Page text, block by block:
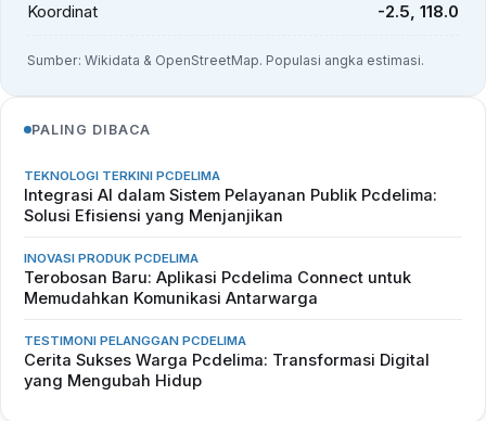
Koordinat -2.5, 118.0
Sumber: Wikidata & OpenStreetMap. Populasi angka estimasi.
PALING DIBACA
TEKNOLOGI TERKINI PCDELIMA
Integrasi AI dalam Sistem Pelayanan Publik Pcdelima:
Solusi Efisiensi yang Menjanjikan
INOVASI PRODUK PCDELIMA
Terobosan Baru: Aplikasi Pcdelima Connect untuk
Memudahkan Komunikasi Antarwarga
TESTIMONI PELANGGAN PCDELIMA
Cerita Sukses Warga Pcdelima: Transformasi Digital
yang Mengubah Hidup